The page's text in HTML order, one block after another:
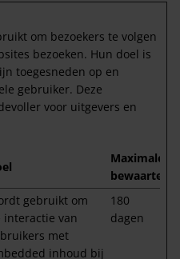
om bezoekers te volgen
bezoeken. Hun doel is
toegesneden op en
gebruiker. Deze
voor uitgevers en
Maximale
gebruikt om
interactie van
met
inhoud bij
180
dagen